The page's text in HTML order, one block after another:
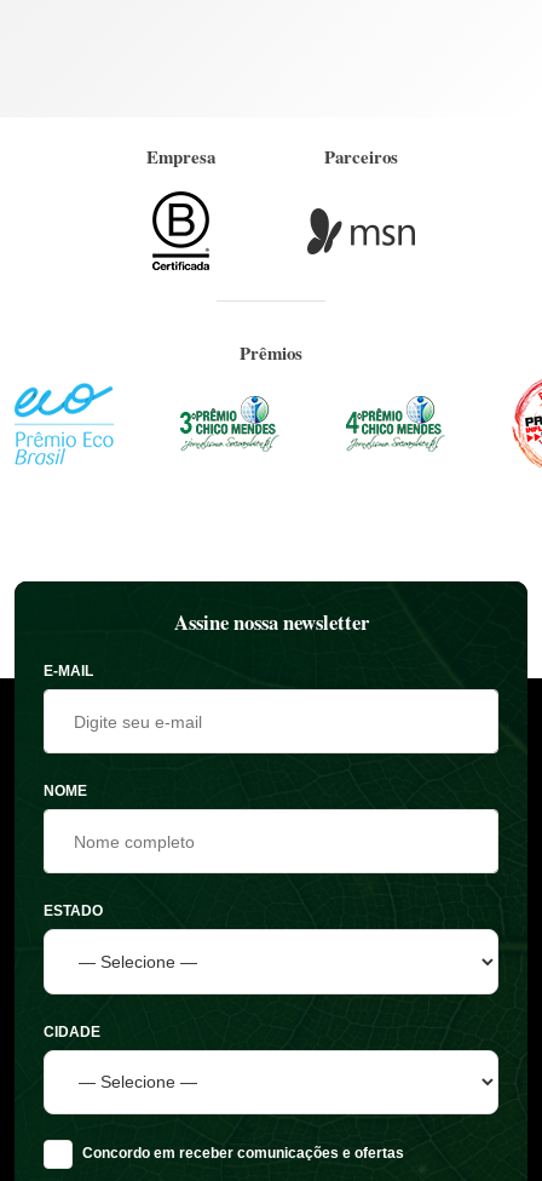
Empresa Parceiros
Prêmios
Assine nossa newsletter
E-MAIL
NOME
ESTADO
CIDADE
Concordo em receber comunicações e ofertas